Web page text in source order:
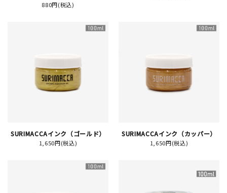
JAMグッズ
在庫限り
880円(税込)
SURIMACCAインク（ゴールド）
1,650円(税込)
SURIMACCAインク（カッパー）
1,650円(税込)